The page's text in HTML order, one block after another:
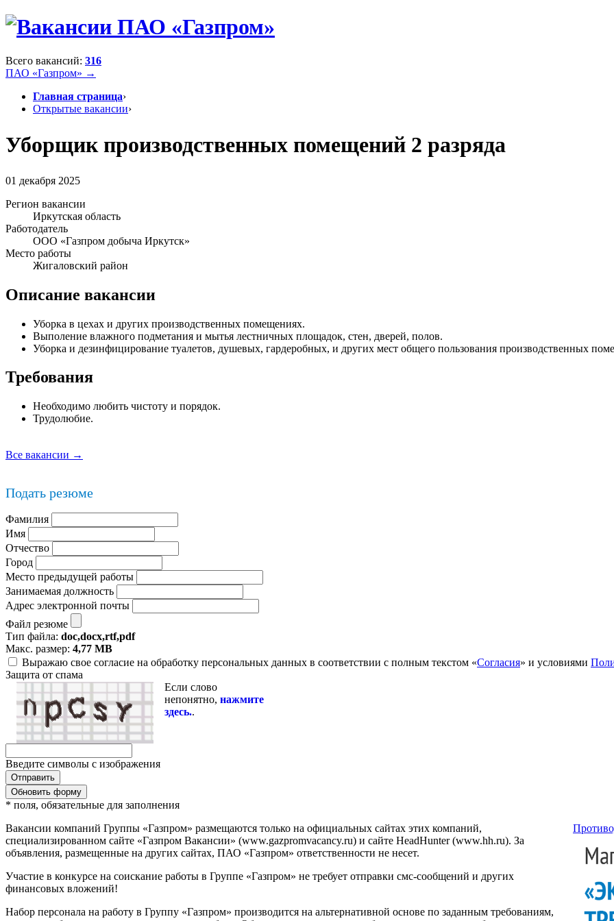
Всего вакансий: 316
ПАО «Газпром» →
Главная страница›
Открытые вакансии›
Уборщик производственных помещений 2 разряда
01 декабря 2025
Регион вакансии
Иркутская область
Работодатель
ООО «Газпром добыча Иркутск»
Место работы
Жигаловский район
Описание вакансии
Уборка в цехах и других производственных помещениях.
Выполение влажного подметания и мытья лестничных площадок, стен, дверей, полов.
Уборка и дезинфицирование туалетов, душевых, гардеробных, и других мест общего пользования производственных
Требования
Необходимо любить чистоту и порядок.
Трудолюбие.
Все вакансии →
Подать резюме
Фамилия
Имя
Отчество
Город
Место предыдущей работы
Занимаемая должность
Адрес электронной почты
Файл резюме
Тип файла: doc,docx,rtf,pdf
Макс. размер: 4,77 MB
Выражаю свое согласие на обработку персональных данных в соответствии с полным текстом «Согласия» и условиями
Защита от спама
Если слово
непонятно, нажмите
здесь..
Введите символы с изображения
Обновить форму
* поля, обязательные для заполнения
Вакансии компаний Группы «Газпром» размещаются только на официальных сайтах этих компаний,
специализированном сайте «Газпром Вакансии» (www.gazpromvacancy.ru) и сайте HeadHunter (www.hh.ru). За
объявления, размещенные на других сайтах, ПАО «Газпром» ответственности не несет.
Участие в конкурсе на соискание работы в Группе «Газпром» не требует отправки смс-сообщений и других
финансовых вложений!
Набор персонала на работу в Группу «Газпром» производится на альтернативной основе по заданным требованиям,